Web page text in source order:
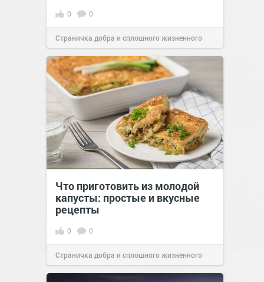
0 0
Страничка добра и сплошного жизненного
позитива!17:38Сегодня
Что приготовить из молодой
капусты: простые и вкусные
рецепты
0 0
Страничка добра и сплошного жизненного
позитива!16:38Сегодня